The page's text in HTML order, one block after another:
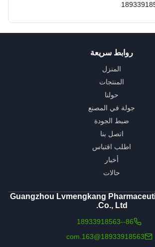
روابط سريعة
المنزل
المنتجات
حولنا
جولة في المصنع
ضبط الجودة
اتصل بنا
اطلب اقتباس
أخبار
حالات
Guangzhou Lvmengkang
Co., Ltd.
86--18933918563
18933918563@163.com